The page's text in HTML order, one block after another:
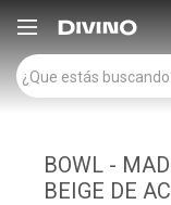

BOWL -
BEIGE DE